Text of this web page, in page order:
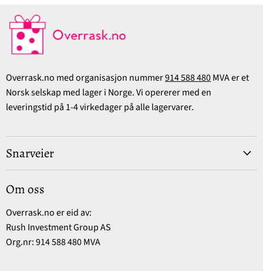
Overrask.no med organisasjon nummer914 588 480MVA er et
Norsk selskap med lager i Norge. Vi opererer med en
leveringstid på 1-4 virkedager på alle lagervarer.
Snarveier
Om oss
Overrask.no er eid av:
Rush Investment Group AS
Org.nr: 914 588 480 MVA